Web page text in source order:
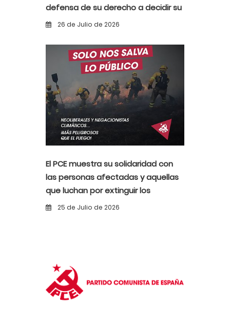
defensa de su derecho a decidir su
propio destino
26 de Julio de 2026
El PCE muestra su solidaridad con
las personas afectadas y aquellas
que luchan por extinguir los
incendios
25 de Julio de 2026